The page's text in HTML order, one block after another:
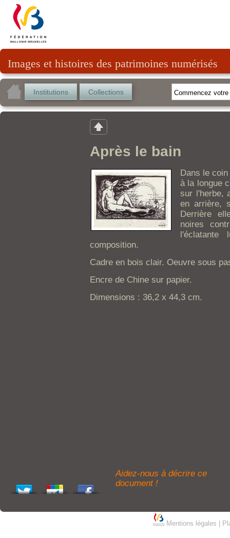
Images et histoires des patrimoines numérisés
Institutions Collections
Après le bain
Dans le
à la longue
sur l'herbe,
en arrière,
Derrière
noires
composition.
Cadre en bois clair. Oeuvre sous
Encre de Chine sur papier.
Dimensions : 36,2 x 44,3 cm.
Aidez-nous à décrire ce
document !
Mentions légales